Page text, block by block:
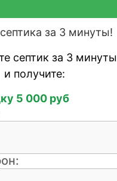
за 3 минуты!
септик за 3 минуты
и получите:
5 000 руб